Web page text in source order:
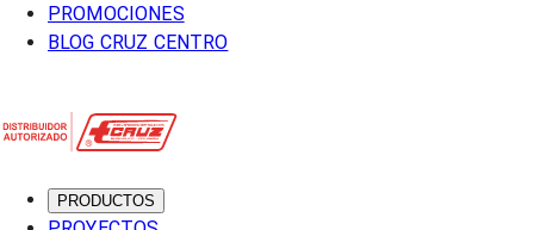
PROMOCIONES
BLOG CRUZ CENTRO
PRODUCTOS